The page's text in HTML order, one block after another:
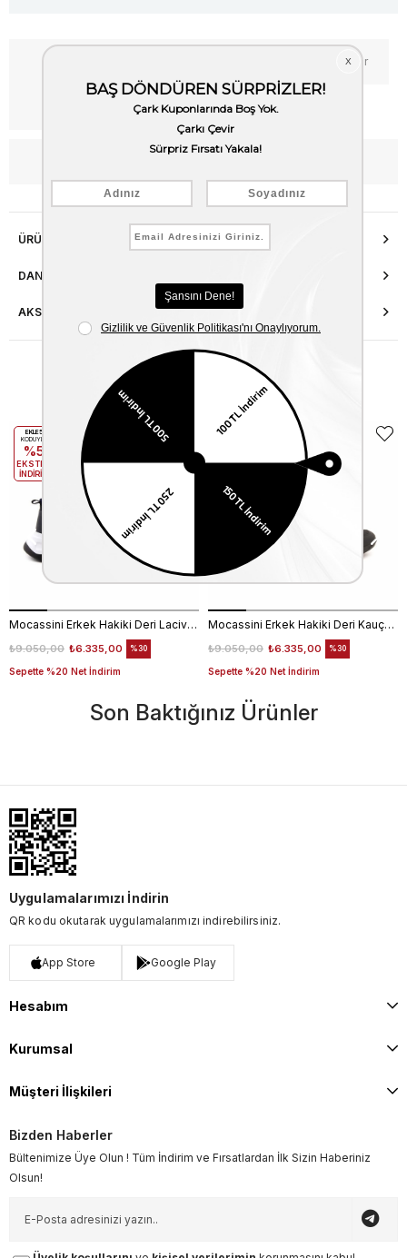
Fiyat Düşünce Haber Ver
Kargo Bedava
ÜRÜN ÖZELLIKLERI
DANIŞMA HATTI
AKSESUAR ONARIMI
Benzer Ürünler
Mocassini Erkek Hakiki Deri Lacivert Spor & Sneaker Ayakkabı
₺6.335,00
₺9.050,00
Sepette %20 Net İndirim
%30
EKLE5
KODUYLA
%5
EKSTRA
İNDİRİM
Mocassini Erkek Hakiki Deri Kauçuk Taban Siyah - Gri Spor & Sneaker Ayakkabı
₺6.335,00
₺9.050,00
Sepette %20 Net İndirim
%30
EKLE5
EKSTRA
Son Baktığınız Ürünler
Uygulamalarımızı İndirin
QR kodu okutarak uygulamalarımızı indirebilirsiniz.
App Store Google Play
Hesabım
Kurumsal
Müşteri İlişkileri
Bizden Haberler
Bültenimize Üye Olun ! Tüm İndirim ve Fırsatlardan İlk Sizin Haberiniz
Olsun!